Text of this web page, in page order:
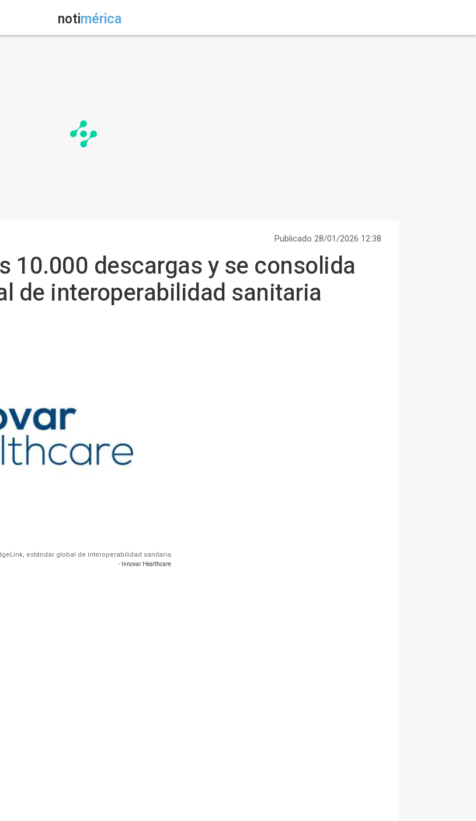
notimérica
Publicado 28/01/2026 12:38
10.000 descargas y se consolida
de interoperabilidad sanitaria
estándar global de interoperabilidad sanitaria
- Innovar Healthcare